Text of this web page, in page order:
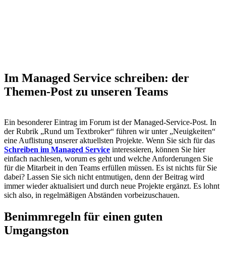
Im Managed Service schreiben: der
Themen-Post zu unseren Teams
Ein besonderer Eintrag im Forum ist der Managed-Service-Post. In
der Rubrik „Rund um Textbroker“ führen wir unter „Neuigkeiten“
eine Auflistung unserer aktuellsten Projekte. Wenn Sie sich für das
Schreiben im Managed Service interessieren, können Sie hier
einfach nachlesen, worum es geht und welche Anforderungen Sie
für die Mitarbeit in den Teams erfüllen müssen. Es ist nichts für Sie
dabei? Lassen Sie sich nicht entmutigen, denn der Beitrag wird
immer wieder aktualisiert und durch neue Projekte ergänzt. Es lohnt
sich also, in regelmäßigen Abständen vorbeizuschauen.
Benimmregeln für einen guten
Umgangston